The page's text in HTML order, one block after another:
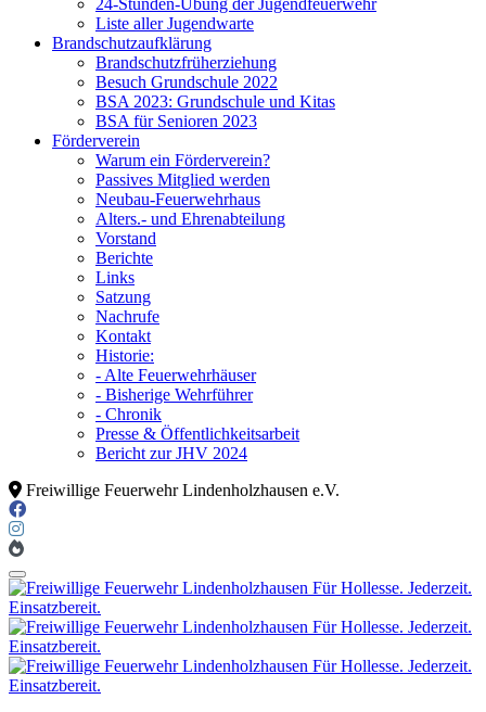
24-Stunden-Übung der Jugendfeuerwehr
Liste aller Jugendwarte
Brandschutzaufklärung
Brandschutzfrüherziehung
Besuch Grundschule 2022
BSA 2023: Grundschule und Kitas
BSA für Senioren 2023
Förderverein
Warum ein Förderverein?
Passives Mitglied werden
Neubau-Feuerwehrhaus
Alters.- und Ehrenabteilung
Vorstand
Berichte
Links
Satzung
Nachrufe
Kontakt
Historie:
- Alte Feuerwehrhäuser
- Bisherige Wehrführer
- Chronik
Presse & Öffentlichkeitsarbeit
Bericht zur JHV 2024
Freiwillige Feuerwehr Lindenholzhausen e.V.